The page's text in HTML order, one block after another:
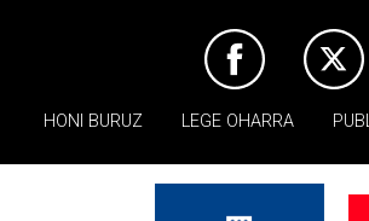
HONI BURUZ LEGE OHARRA